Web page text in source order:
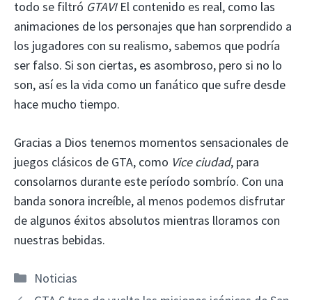
todo se filtró GTAVIEl contenido es real, como las
animaciones de los personajes que han sorprendido a
los jugadores con su realismo, sabemos que podría
ser falso. Si son ciertas, es asombroso, pero si no lo
son, así es la vida como un fanático que sufre desde
hace mucho tiempo.
Gracias a Dios tenemos momentos sensacionales de
juegos clásicos de GTA, como Vice ciudad, para
consolarnos durante este período sombrío. Con una
banda sonora increíble, al menos podemos disfrutar
de algunos éxitos absolutos mientras lloramos con
nuestras bebidas.
Categorías
Noticias